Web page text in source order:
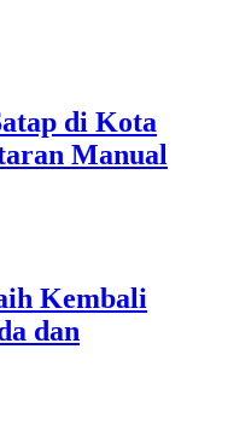
di Kota
Manual
Kembali
dan